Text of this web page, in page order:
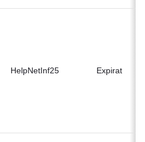
HelpNetInf25 Expirat